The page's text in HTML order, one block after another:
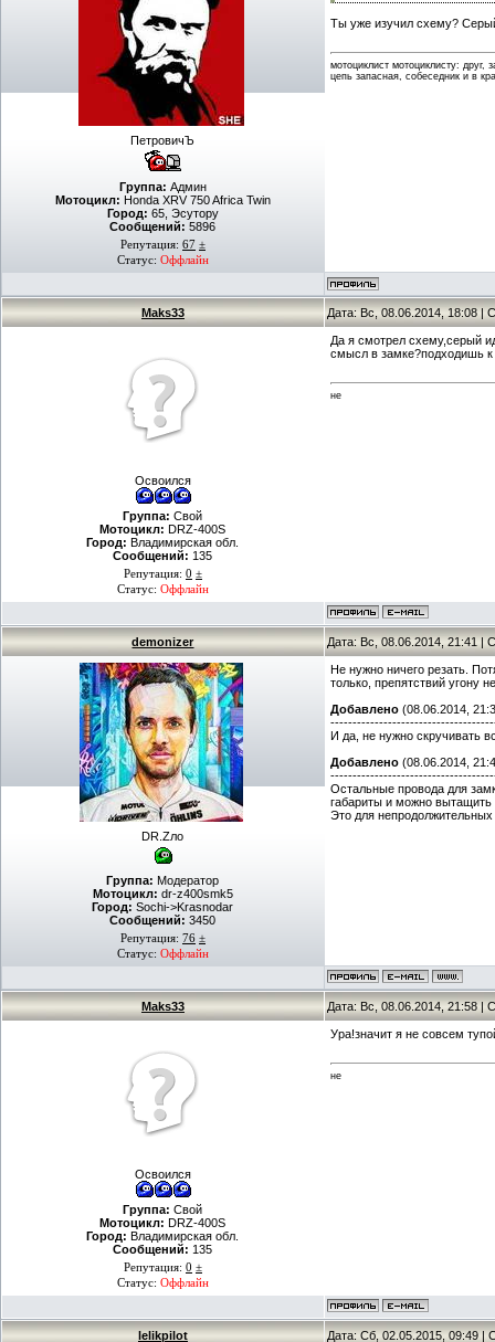
ПетровичЪ
Группа: Админ
Мотоцикл: Honda XRV 750 Africa Twin
Город: 65, Эсутору
Сообщений: 5896
Репутация: 67 ±
Статус: Оффлайн
Ты уже изучил схему?
мотоциклист мотоциклисту: друг,
цепь запасная, собеседник и в
Maks33 Дата: Вс, 08.06.2014, 18:08 |
Освоился
Группа: Свой
Мотоцикл: DRZ-400S
Город: Владимирская обл.
Сообщений: 135
Репутация: 0 ±
Статус: Оффлайн
Да я смотрел схему,серый
смысл в замке?подходишь
не
demonizer Дата: Вс, 08.06.2014, 21:41 |
DR.Zло
Группа: Модератор
Мотоцикл: dr-z400smk5
Город: Sochi->Krasnodar
Сообщений: 3450
Репутация: 76 ±
Статус: Оффлайн
Не нужно ничего резать.
только, препятствий угону
Добавлено (08.06.2014,
И да, не нужно скручивать
Добавлено (08.06.2014,
Остальные провода для
габариты и можно вытащить
Это для
Maks33 Дата: Вс, 08.06.2014, 21:58 |
Освоился
Группа: Свой
Мотоцикл: DRZ-400S
Город: Владимирская обл.
Сообщений: 135
Репутация: 0 ±
Статус: Оффлайн
Ура!значит я не совсем
не
lelikpilot Дата: Сб, 02.05.2015, 09:49 |